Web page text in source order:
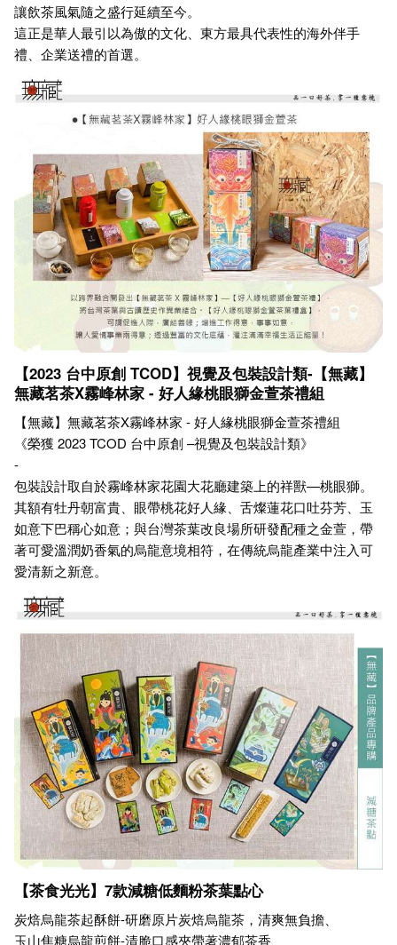
讓飲茶風氣隨之盛行延續至今。
這正是華人最引以為傲的文化、東方最具代表性的海外伴手
禮、企業送禮的首選。
【2023 台中原創 TCOD】視覺及包裝設計類-【無藏】
無藏茗茶X霧峰林家 - 好人緣桃眼獅金萱茶禮組
【無藏】無藏茗茶X霧峰林家 - 好人緣桃眼獅金萱茶禮組
《榮獲 2023 TCOD 台中原創 –視覺及包裝設計類》
-
包裝設計取自於霧峰林家花園大花廳建築上的祥獸—桃眼獅。
其額有牡丹朝富貴、眼帶桃花好人緣、舌燦蓮花口吐芬芳、玉
如意下巴稱心如意；與台灣茶葉改良場所研發配種之金萱，帶
著可愛溫潤奶香氣的烏龍意境相符，在傳統烏龍產業中注入可
愛清新之新意。
【茶食光光】7款減糖低麵粉茶葉點心
炭焙烏龍茶起酥餅-研磨原片炭焙烏龍茶，清爽無負擔、
玉山焦糖烏龍煎餅-清脆口感夾帶著濃郁茶香、